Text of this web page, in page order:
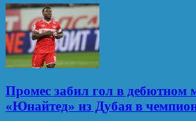
Промес забил гол в дебютном
«Юнайтед» из Дубая в